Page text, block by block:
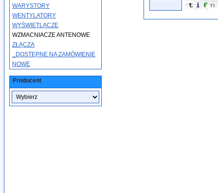
WARYSTORY
WENTYLATORY
WYŚWIETLACZE
WZMACNIACZE ANTENOWE
ZŁĄCZA
_DOSTĘPNE NA ZAMÓWIENIE
NOWE
Producent